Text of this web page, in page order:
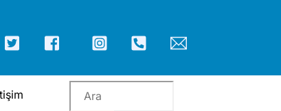
ICON
ICON
LABEL
ICON
ICON
ICON